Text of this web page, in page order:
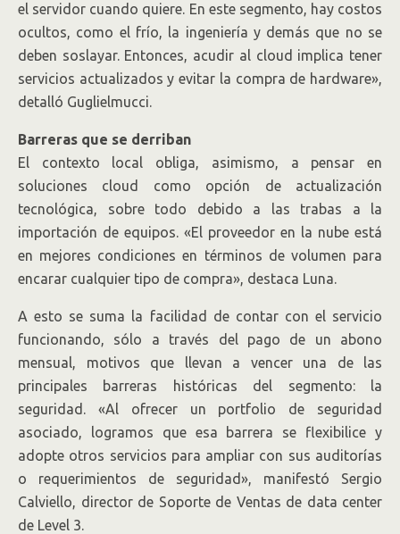
el servidor cuando quiere. En este segmento, hay costos
ocultos, como el frío, la ingeniería y demás que no se
deben soslayar. Entonces, acudir al cloud implica tener
servicios actualizados y evitar la compra de hardware»,
detalló Guglielmucci.
Barreras que se derriban
El contexto local obliga, asimismo, a pensar en
soluciones cloud como opción de actualización
tecnológica, sobre todo debido a las trabas a la
importación de equipos. «El proveedor en la nube está
en mejores condiciones en términos de volumen para
encarar cualquier tipo de compra», destaca Luna.
A esto se suma la facilidad de contar con el servicio
funcionando, sólo a través del pago de un abono
mensual, motivos que llevan a vencer una de las
principales barreras históricas del segmento: la
seguridad. «Al ofrecer un portfolio de seguridad
asociado, logramos que esa barrera se flexibilice y
adopte otros servicios para ampliar con sus auditorías
o requerimientos de seguridad», manifestó Sergio
Calviello, director de Soporte de Ventas de data center
de Level 3.